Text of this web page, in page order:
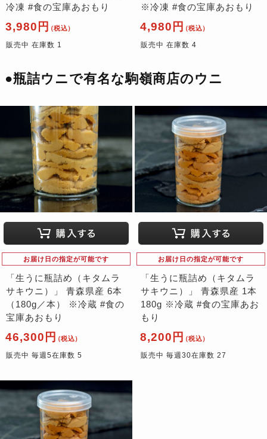
冷凍 #食の宝庫あおもり
3,980円 （税込）
販売中 在庫数 1
※冷凍 #食の宝庫あおもり
4,980円 （税込）
販売中 在庫数 4
●瓶詰ウニで有名な駒嶺商店のウニ
お届け日の指定が可能です
「生うに瓶詰め（キタムラ
サキウニ）」 青森県産 6本
（180g／本） ※冷蔵 #食の
宝庫あおもり
46,300円 （税込）
販売中 毎週5在庫数 5
お届け日の指定が可能です
「生うに瓶詰め（キタムラ
サキウニ）」 青森県産 1本
180g ※冷蔵 #食の宝庫あお
もり
8,200円 （税込）
販売中 毎週30在庫数 27